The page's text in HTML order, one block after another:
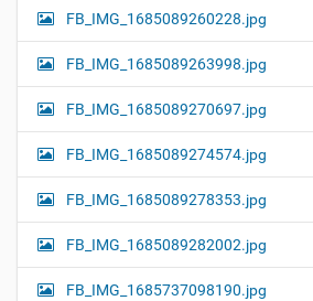
FB_IMG_1685089260228.jpg
FB_IMG_1685089263998.jpg
FB_IMG_1685089270697.jpg
FB_IMG_1685089274574.jpg
FB_IMG_1685089278353.jpg
FB_IMG_1685089282002.jpg
FB_IMG_1685737098190.jpg